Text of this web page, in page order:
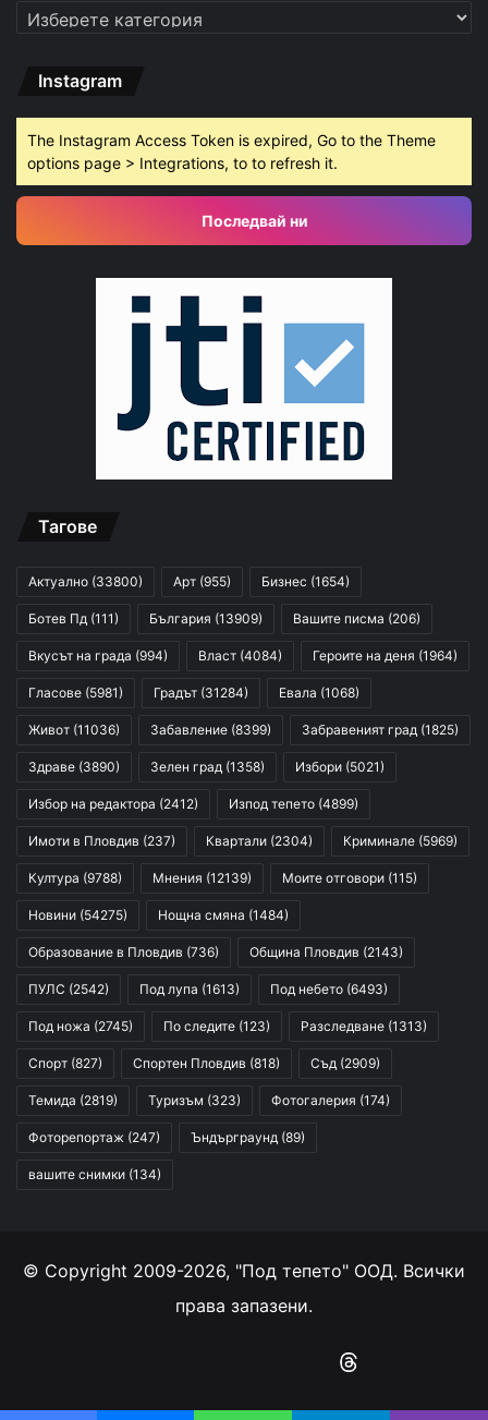
Категории
Instagram
The Instagram Access Token is expired, Go to the Theme
options page > Integrations, to to refresh it.
Последвай ни
Тагове
Актуално (33800) Арт (955) Бизнес (1654)
Ботев Пд (111) България (13909) Вашите писма (206)
Вкусът на града (994) Власт (4084) Героите на деня (1964)
Гласове (5981) Градът (31284) Евала (1068)
Живот (11036) Забавление (8399) Забравеният град (1825)
Здраве (3890) Зелен град (1358) Избори (5021)
Избор на редактора (2412) Изпод тепето (4899)
Имоти в Пловдив (237) Квартали (2304) Криминале (5969)
Култура (9788) Мнения (12139) Моите отговори (115)
Новини (54275) Нощна смяна (1484)
Образование в Пловдив (736) Община Пловдив (2143)
ПУЛС (2542) Под лупа (1613) Под небето (6493)
Под ножа (2745) По следите (123) Разследване (1313)
Спорт (827) Спортен Пловдив (818) Съд (2909)
Темида (2819) Туризъм (323) Фотогалерия (174)
Фоторепортаж (247) Ъндърграунд (89)
вашите снимки (134)
© Copyright 2009-2026, "Под тепето" ООД. Всички
права запазени.
Instagram
RSS